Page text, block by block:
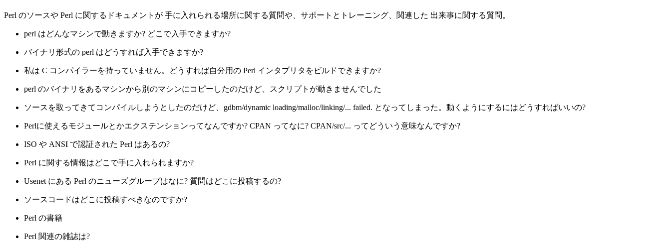
Perl のソースや Perl に関するドキュメントが 手に入れられる場所に関する質問や、サポートとトレーニング、関連した 出来事に関する質問。
perl はどんなマシンで動きますか? どこで入手できますか?
バイナリ形式の perl はどうすれば入手できますか?
私は C コンパイラーを持っていません。どうすれば自分用の Perl インタプリタをビルドできますか?
perl のバイナリをあるマシンから別のマシンにコピーしたのだけど、スクリプトが動きませんでした
ソースを取ってきてコンパイルしようとしたのだけど、gdbm/dynamic loading/malloc/linking/... failed. となってしまった。動くようにするにはどうすればいいの?
Perlに使えるモジュールとかエクステンションってなんですか? CPAN ってなに? CPAN/src/... ってどういう意味なんですか?
ISO や ANSI で認証された Perl はあるの?
Perl に関する情報はどこで手に入れられますか?
Usenet にある Perl のニューズグループはなに? 質問はどこに投稿するの?
ソースコードはどこに投稿すべきなのですか?
Perl の書籍
Perl 関連の雑誌は?